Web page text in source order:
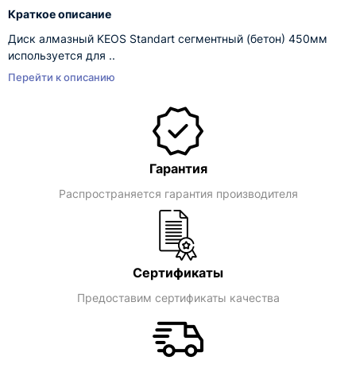
Краткое описание
Диск алмазный KEOS Standart сегментный (бетон) 450мм
используется для ..
Перейти к описанию
Гарантия
Распространяется гарантия производителя
Сертификаты
Предоставим сертификаты качества